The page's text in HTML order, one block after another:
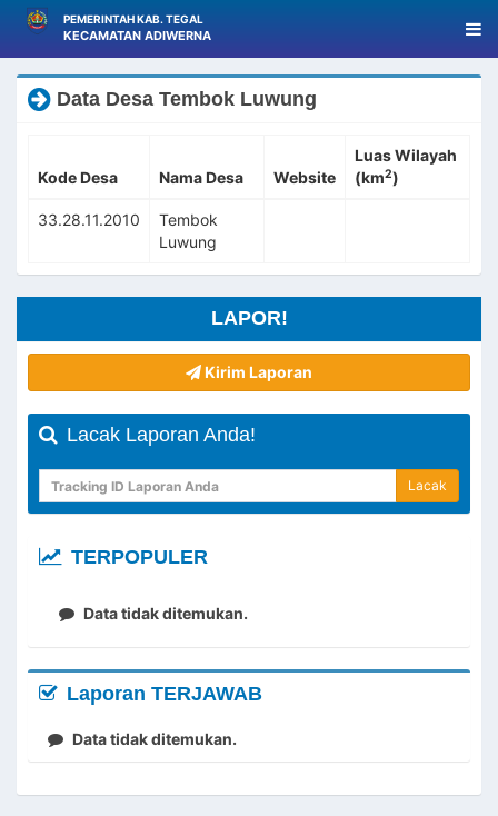
PEMERINTAH KAB. TEGAL
KECAMATAN ADIWERNA
Data Desa Tembok Luwung
Kode Desa Nama Desa Website
Luas Wilayah
(km2)
33.28.11.2010
Tembok
Luwung
LAPOR!
Kirim Laporan
Lacak Laporan Anda!
Lacak
TERPOPULER
Data tidak ditemukan.
Laporan TERJAWAB
Data tidak ditemukan.